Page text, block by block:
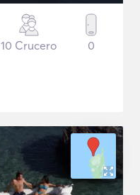
10 Crucero 0